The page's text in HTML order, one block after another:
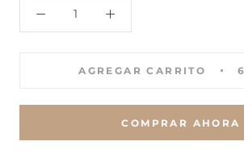
AGREGAR CARRITO
COMPRAR AHORA